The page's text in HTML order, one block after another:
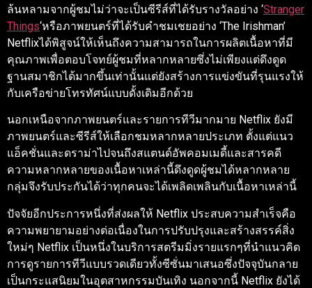
ล้นหลามจากผู้ชมไม่ว่าจะเป็นซีรีส์ที่ได้รับรางวัลอย่าง ‘Stranger
Things‘หรือภาพยนตร์ที่ได้รับคำชมเชยอย่าง ‘The Irishman’
Netflixได้พิสูจน์ให้เห็นถึงความสามารถในการผลิตเนื้อหาที่มี
คุณภาพเพื่อตอบโจทย์ผู้ชมที่หลากหลายซึ่งไม่เพียงแต่ดึงดูด
ฐานสมาชิกได้มากขึ้นเท่านั้นแต่ยังสร้างการแข่งขันที่รุนแรงให้
กับเครือข่ายโทรทัศน์แบบดั้งเดิมอีกด้วย
นอกเหนือจากภาพยนตร์และรายการทีวีมากมาย Netflix ยังมี
ภาพยนตร์และซีรีส์ให้เลือกชมหลากหลายประเภท ตั้งแต่แนว
แอ็คชั่นและดราม่าไปจนถึงสแตนด์อัพคอมเมดี้และสารคดี
ความหลากหลายของเนื้อหาเหล่านี้ดึงดูดผู้ชมได้หลากหลาย
กลุ่มจึงรับประกันได้ว่าทุกคนจะได้เพลิดเพลินกับเนื้อหาเหล่านี้
ปัจจัยอีกประการหนึ่งที่ส่งผลให้ Netflix ประสบความสำเร็จคือ
ความพยายามอย่างต่อเนื่องในการปรับปรุงและสร้างสรรค์สิ่ง
ใหม่ๆ Netflix เป็นหนึ่งในบริการสตรีมมิ่งรายแรกๆที่นำแนวคิด
การดูรายการทีวีแบบรวดเดียวทั้งซีซั่นมาเสนอซึ่งปัจจุบันกลาย
เป็นกระแสนิยมในอุตสาหกรรมบันเทิง นอกจากนี้ Netflix ยังได้